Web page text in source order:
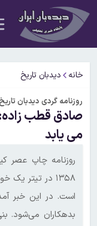
خانه دیدبان تاریخ
روزنامه گردی دیدبان تاریخ ۳ دی ۱۳۵۸؛
صادق قطب زاده:
می یابد
۱۳۵۸ در تیتر
است. در این خبر
بدهکاران می‌شود.